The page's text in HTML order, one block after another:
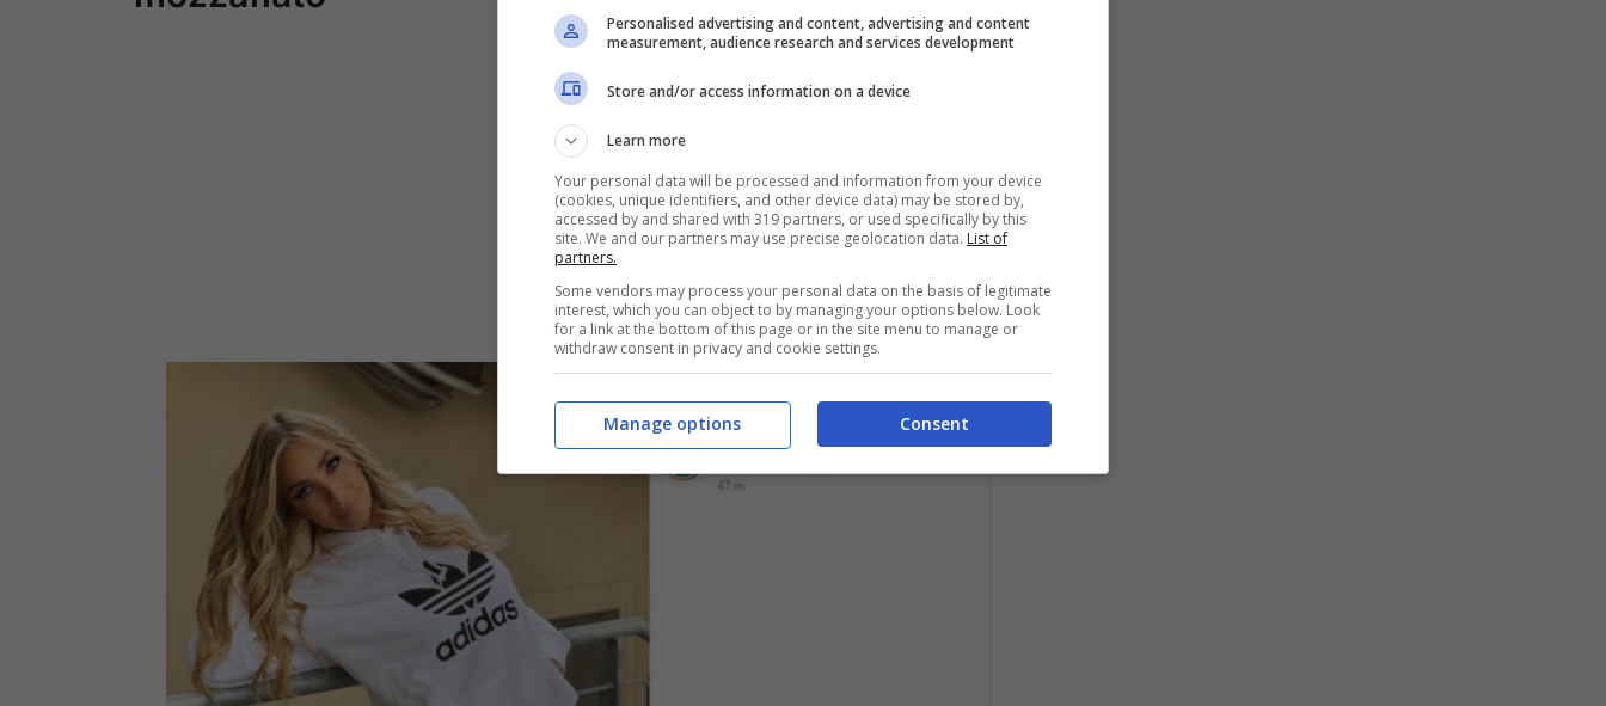
Personalised advertising and content, advertising and content
measurement, audience research and services development
Store and/or access information on a device
Learn more
Your personal data will be processed and information from your device
(cookies, unique identifiers, and other device data) may be stored by,
accessed by and shared with 319 partners, or used specifically by this
site. We and our partners may use precise geolocation data. List of
partners.
Some vendors may process your personal data on the basis of legitimate
interest, which you can object to by managing your options below. Look
for a link at the bottom of this page or in the site menu to manage or
withdraw consent in privacy and cookie settings.
Consent
Manage options